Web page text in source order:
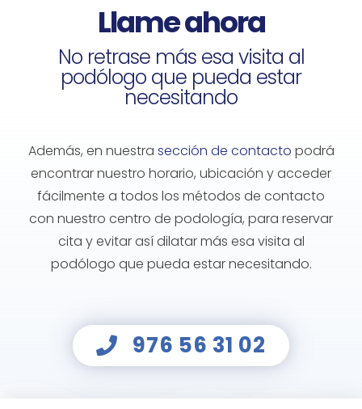
Llame ahora
No retrase más esa visita al
podólogo que pueda estar
necesitando
Además, en nuestra sección de contacto podrá
encontrar nuestro horario, ubicación y acceder
fácilmente a todos los métodos de contacto
con nuestro centro de podología, para reservar
cita y evitar así dilatar más esa visita al
podólogo que pueda estar necesitando.
976 56 31 02